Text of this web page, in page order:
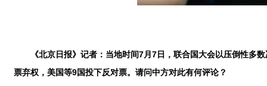
《北京日报》记者：当地时间7月7日，联合国大会以压倒性多
票弃权，美国等9国投下反对票。请问中方对此有何评论？